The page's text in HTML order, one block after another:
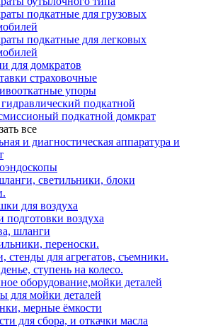
подкатные для грузовых
подкатные для легковых
для домкратов
страховочные
упоры
подкатной
подкатной домкрат
все
и диагностическая аппаратура и
светильники, блоки
для воздуха
подготовки воздуха
шланги
переноски.
стенды для агрегатов, съемники.
ступень на колесо.
оборудование,мойки деталей
для мойки деталей
мерные ёмкости
для сбора, и откачки масла